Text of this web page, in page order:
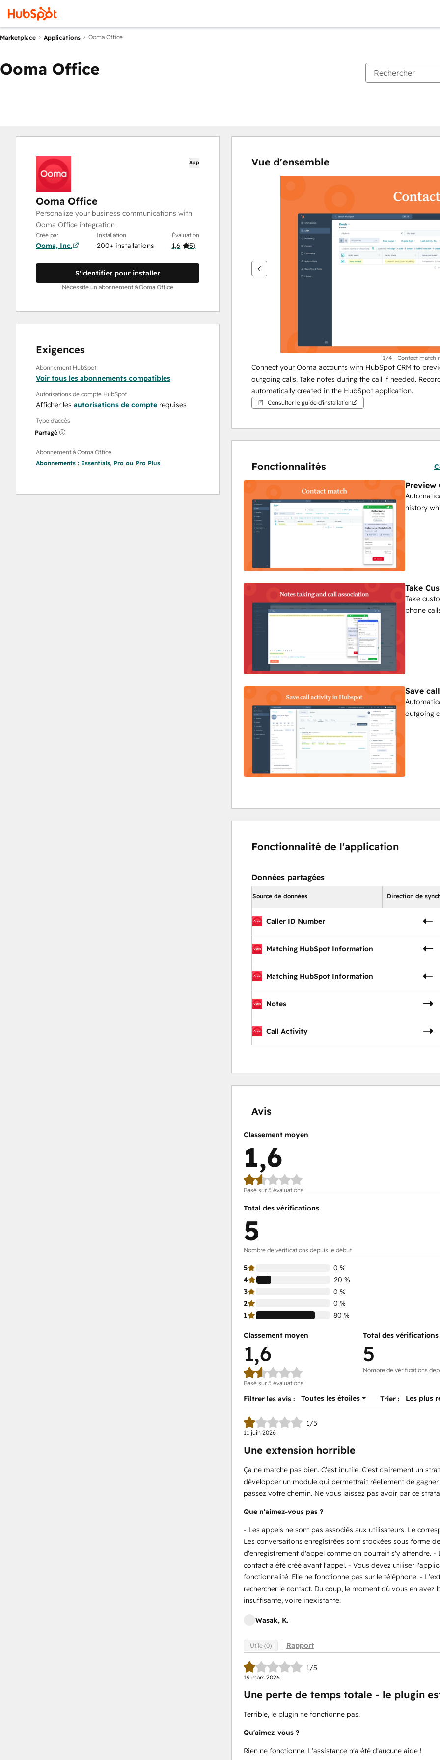
Marketplace Applications Ooma Office
Ooma Office
App
Ooma Office
Personalize your business communications with
Ooma Office integration
Créé par
Ooma, Inc.
Installation
200+ installations
Évaluation
1,6 (5)
S'identifier pour installer
Nécessite un abonnement à Ooma Office
Exigences
Abonnement HubSpot
Voir tous les abonnements compatibles
Autorisations de compte HubSpot
Afficher les autorisations de compte requises
Type d'accès
Partagé
Abonnement à Ooma Office
Abonnements : Essentials, Pro ou Pro Plus
Vue d'ensemble
d'autres
éléments
1/4 - Contact
Connect your Ooma accounts with HubSpot CRM to
outgoing calls. Take notes during the call if needed.
automatically created in the HubSpot application.
Consulter le guide d'installation
Fonctionnalités
Preview
history
Take
Take
phone
Save
outgoing
Fonctionnalité de l'application
Données partagées
Source de données Direction de
Caller ID Number
Matching HubSpot Information
Matching HubSpot Information
Notes
Call Activity
Avis
Classement moyen
1,6
Basé sur 5 évaluations
Total des vérifications
5
Nombre de vérifications depuis le début
5
0 %
4
20 %
3
0 %
2
0 %
1
80 %
Classement moyen
1,6
Basé sur 5 évaluations
Total des vérifications
5
Nombre de vérifications
Filtrer les avis :
Toutes les étoiles Trier : Les plus
1/5
11 juin 2026
Une extension horrible
Ça ne marche pas bien. C'est inutile. C'est clairement un
développer un module qui permettrait réellement de
passez votre chemin. Ne vous laissez pas avoir par ce
Que n'aimez-vous pas ?
- Les appels ne sont pas associés aux utilisateurs. Le
Les conversations enregistrées sont stockées sous forme
d'enregistrement d'appel comme on pourrait s'y attendre. -
contact a été créé avant l'appel. - Vous devez utiliser
fonctionnalité. Elle ne fonctionne pas sur le téléphone. -
rechercher le contact. Du coup, le moment où vous en
insuffisante, voire inexistante.
Wasak, K.
Utile (0) Rapport
1/5
19 mars 2026
Une perte de temps totale - le plugin
Terrible, le plugin ne fonctionne pas.
Qu'aimez-vous ?
Rien ne fonctionne. L'assistance n'a été d'aucune aide !